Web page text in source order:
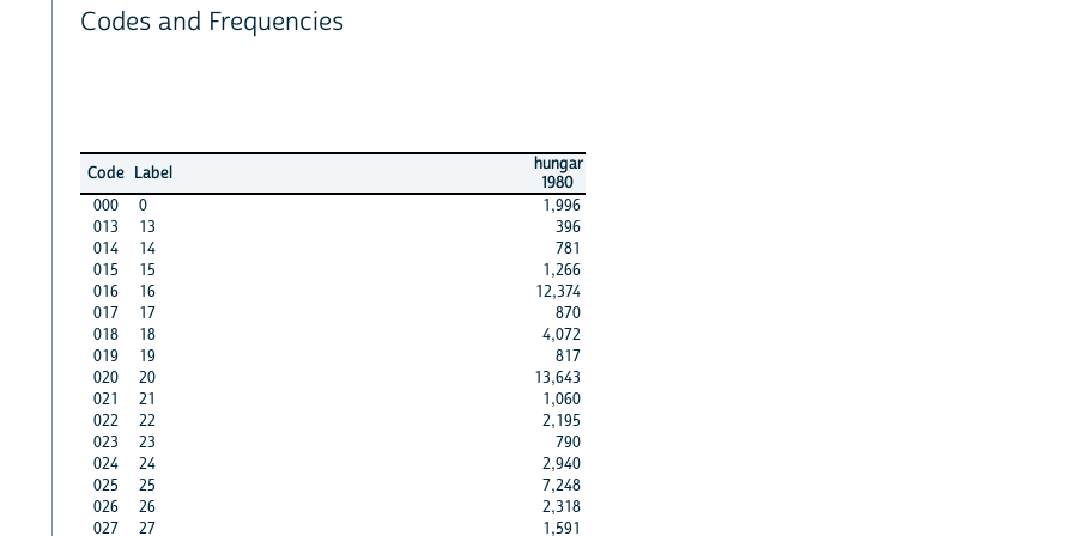
Codes and Frequencies
Code Label
hungar
1980
000
0
1,996
013
13
396
014
14
781
015
15
1,266
016
16
12,374
017
17
870
018
18
4,072
019
19
817
020
20
13,643
021
21
1,060
022
22
2,195
023
23
790
024
24
2,940
025
25
7,248
026
26
2,318
027
27 1,591